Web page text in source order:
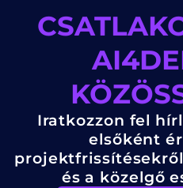
Iratkozzon fel
elsőként
és a közelgő